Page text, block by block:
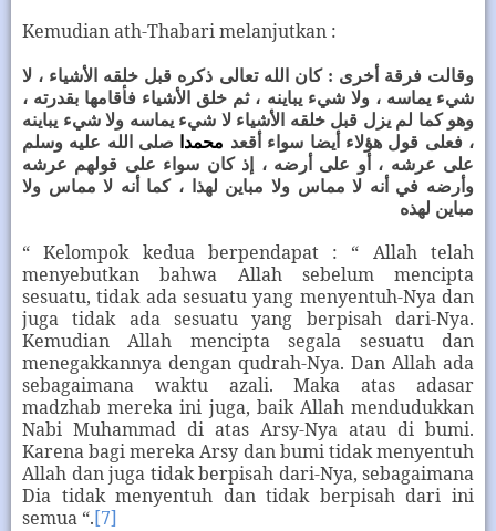
Kemudian ath-Thabari melanjutkan :
وقالت فرقة أخرى : كان الله تعالى ذكره قبل خلقه الأشياء ، لا
شيء يماسه ، ولا شيء يباينه ، ثم خلق الأشياء فأقامها بقدرته ،
وهو كما لم يزل قبل خلقه الأشياء لا شيء يماسه ولا شيء يباينه
، فعلى قول هؤلاء أيضا سواء أقعد محمدا صلى الله عليه وسلم
على عرشه ، أو على أرضه ، إذ كان سواء على قولهم عرشه
وأرضه في أنه لا مماس ولا مباين لهذا ، كما أنه لا مماس ولا
مباين لهذه
“ Kelompok kedua berpendapat : “ Allah telah
menyebutkan bahwa Allah sebelum mencipta
sesuatu, tidak ada sesuatu yang menyentuh-Nya dan
juga tidak ada sesuatu yang berpisah dari-Nya.
Kemudian Allah mencipta segala sesuatu dan
menegakkannya dengan qudrah-Nya. Dan Allah ada
sebagaimana waktu azali. Maka atas adasar
madzhab mereka ini juga, baik Allah mendudukkan
Nabi Muhammad di atas Arsy-Nya atau di bumi.
Karena bagi mereka Arsy dan bumi tidak menyentuh
Allah dan juga tidak berpisah dari-Nya, sebagaimana
Dia tidak menyentuh dan tidak berpisah dari ini
semua “.[7]